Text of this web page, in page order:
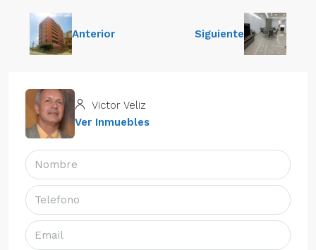
Anterior Siguiente
Victor Veliz
Ver Inmuebles